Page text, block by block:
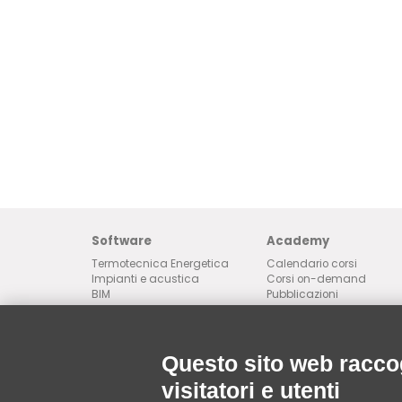
Software
Termotecnica Energetica
Impianti e acustica
BIM
Progettazione Antincendio
installazione impianti
ZWCAD: licenza CAD 2D
Academy
Calendario corsi
Corsi on-demand
Pubblicazioni
E-balance
Pro² - Progettisti e Prodotti
Edilclima Engineering
Questo sito web
visitatori e utenti